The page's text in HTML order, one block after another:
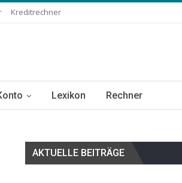
Kreditrechner
Lexikon Rechner
AKTUELLE BEITRÄGE